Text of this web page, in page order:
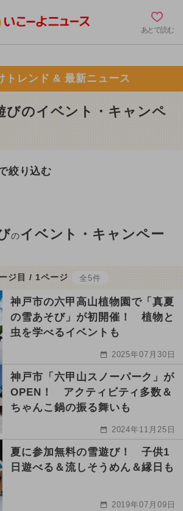
あとで読む
トレンド & 最新ニュース
びのイベント・キャンペ
絞り込む
のイベント・キャンペー
ジ目 / 1ページ 全5件
神戸市の六甲高山植物園で「真夏
の雪あそび」が初開催！ 植物と
虫を学べるイベントも
2025年07月30日
神戸市「六甲山スノーパーク」が
OPEN！ アクティビティ多数＆
ちゃんこ鍋の振る舞いも
2024年11月25日
夏に参加無料の雪遊び！ 子供1
日遊べる＆流しそうめん＆縁日も
2019年07月09日